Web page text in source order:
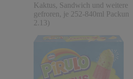
Kaktus, Sandwich und weitere
gefroren, je 252-840ml
2.13)